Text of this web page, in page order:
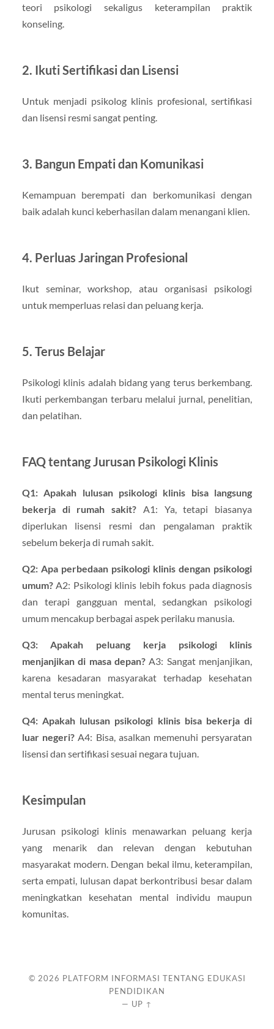
teori psikologi sekaligus keterampilan praktik
konseling.
2. Ikuti Sertifikasi dan Lisensi
Untuk menjadi psikolog klinis profesional, sertifikasi
dan lisensi resmi sangat penting.
3. Bangun Empati dan Komunikasi
Kemampuan berempati dan berkomunikasi dengan
baik adalah kunci keberhasilan dalam menangani klien.
4. Perluas Jaringan Profesional
Ikut seminar, workshop, atau organisasi psikologi
untuk memperluas relasi dan peluang kerja.
5. Terus Belajar
Psikologi klinis adalah bidang yang terus berkembang.
Ikuti perkembangan terbaru melalui jurnal, penelitian,
dan pelatihan.
FAQ tentang Jurusan Psikologi Klinis
Q1: Apakah lulusan psikologi klinis bisa langsung
bekerja di rumah sakit? A1: Ya, tetapi biasanya
diperlukan lisensi resmi dan pengalaman praktik
sebelum bekerja di rumah sakit.
Q2: Apa perbedaan psikologi klinis dengan psikologi
umum?A2: Psikologi klinis lebih fokus pada diagnosis
dan terapi gangguan mental, sedangkan psikologi
umum mencakup berbagai aspek perilaku manusia.
Q3: Apakah peluang kerja psikologi klinis
menjanjikan di masa depan? A3: Sangat menjanjikan,
karena kesadaran masyarakat terhadap kesehatan
mental terus meningkat.
Q4: Apakah lulusan psikologi klinis bisa bekerja di
luar negeri? A4: Bisa, asalkan memenuhi persyaratan
lisensi dan sertifikasi sesuai negara tujuan.
Kesimpulan
Jurusan psikologi klinis menawarkan peluang kerja
yang menarik dan relevan dengan kebutuhan
masyarakat modern. Dengan bekal ilmu, keterampilan,
serta empati, lulusan dapat berkontribusi besar dalam
meningkatkan kesehatan mental individu maupun
komunitas.
© 2026 PLATFORM INFORMASI TENTANG EDUKASI
PENDIDIKAN
— UP ↑